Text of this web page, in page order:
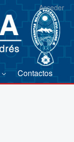
Acceder
Contactos